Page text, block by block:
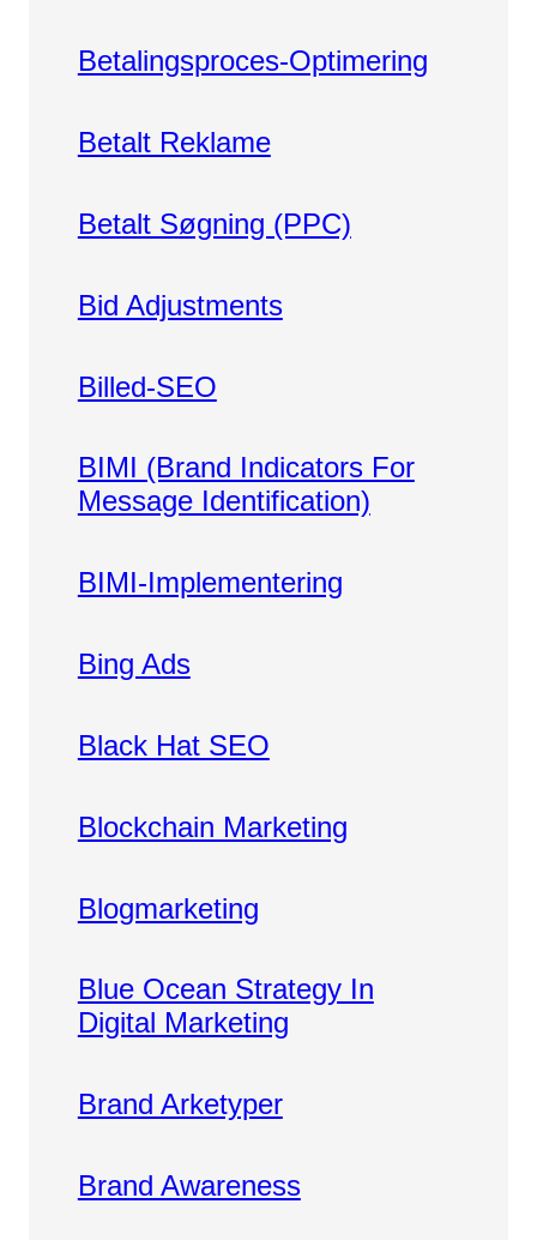
Betalingsproces-Optimering
Betalt Reklame
Betalt Søgning (PPC)
Bid Adjustments
Billed-SEO
BIMI (Brand Indicators For
Message Identification)
BIMI-Implementering
Bing Ads
Black Hat SEO
Blockchain Marketing
Blogmarketing
Blue Ocean Strategy In
Digital Marketing
Brand Arketyper
Brand Awareness